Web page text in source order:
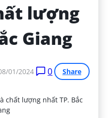
lượng
Giang
01/2024 0 Share